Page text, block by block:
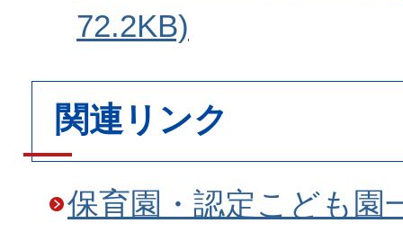
72.2KB)
関連リンク
保育園・認定こども園